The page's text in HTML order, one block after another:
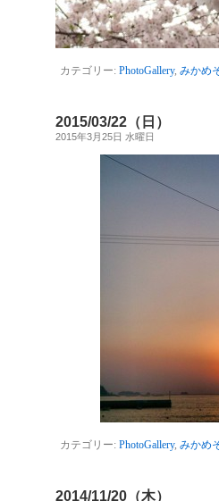
カテゴリー: PhotoGallery, みかめ
2015/03/22（日）
2015年3月25日 水曜日
カテゴリー: PhotoGallery, みかめ
2014/11/20（木）